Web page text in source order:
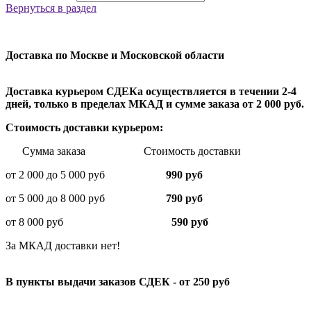
Вернуться в раздел
Доставка по Москве и Московской области
Доставка курьером СДЕКа осуществляется в течении 2-4
дней, только в пределах МКАД и сумме заказа от 2 000 руб.
Стоимость доставки курьером:
Сумма заказа Стоимость доставки
от 2 000 до 5 000 руб
990 руб
от 5 000 до 8 000 руб 790 руб
от 8 000 руб 590 руб
За МКАД доставки нет!
В пункты выдачи заказов СДЕК - от 250 руб